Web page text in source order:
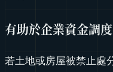
有助於企業資金調度
若土地或房屋被禁止處